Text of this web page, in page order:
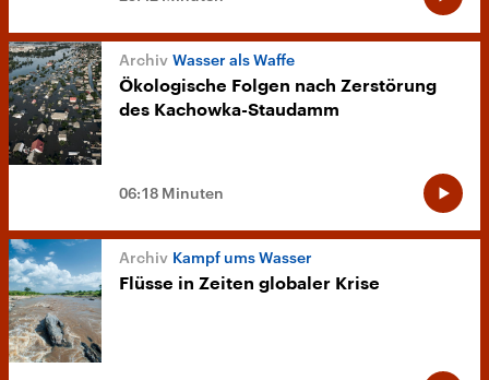
Wasser als Waffe
Ökologische Folgen nach Zerstörung
des Kachowka-Staudamm
06:18 Minuten
Kampf ums Wasser
Flüsse in Zeiten globaler Krise